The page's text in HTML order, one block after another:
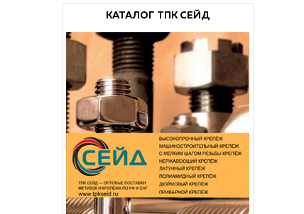
КАТАЛОГ ТПК СЕЙД